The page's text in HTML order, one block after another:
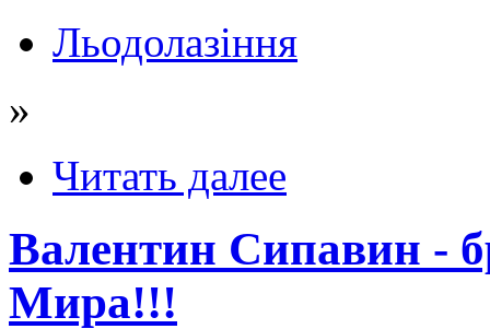
Льодолазіння
»
Читать далее
Валентин Сипавин -
Мира!!!